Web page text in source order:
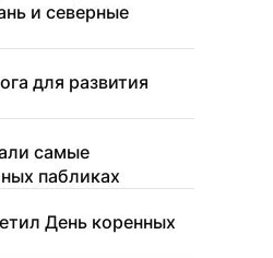
и северные
для развития
самые
пабликах
День коренных